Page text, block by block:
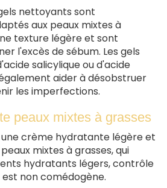
nettoyants sont
aux peaux mixtes à
texture légère et sont
l'excès de sébum. Les gels
salicylique ou d'acide
aider à désobstruer
les imperfections.
peaux mixtes à grasses
une crème hydratante légère et
mixtes à grasses, qui
hydratants légers, contrôle
non comédogène.